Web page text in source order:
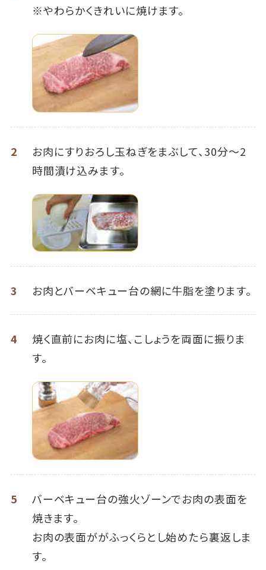
※やわらかくきれいに焼けます。
2
お肉にすりおろし玉ねぎをまぶして、30分～2
時間漬け込みます。
3 お肉とバーベキュー台の網に牛脂を塗ります。
4
焼く直前にお肉に塩、こしょうを両面に振りま
す。
5
バーベキュー台の強火ゾーンでお肉の表面を
焼きます。
お肉の表面ががふっくらとし始めたら裏返しま
す。